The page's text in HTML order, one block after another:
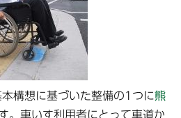
構想に基づいた整備の1つに熊
。車いす利用者にとって車道か